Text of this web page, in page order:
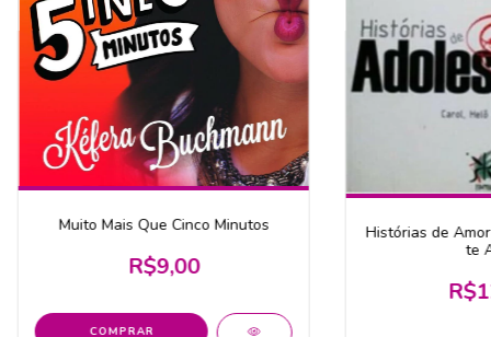
Muito Mais Que Cinco Minutos
R$9,00
Histórias de
te